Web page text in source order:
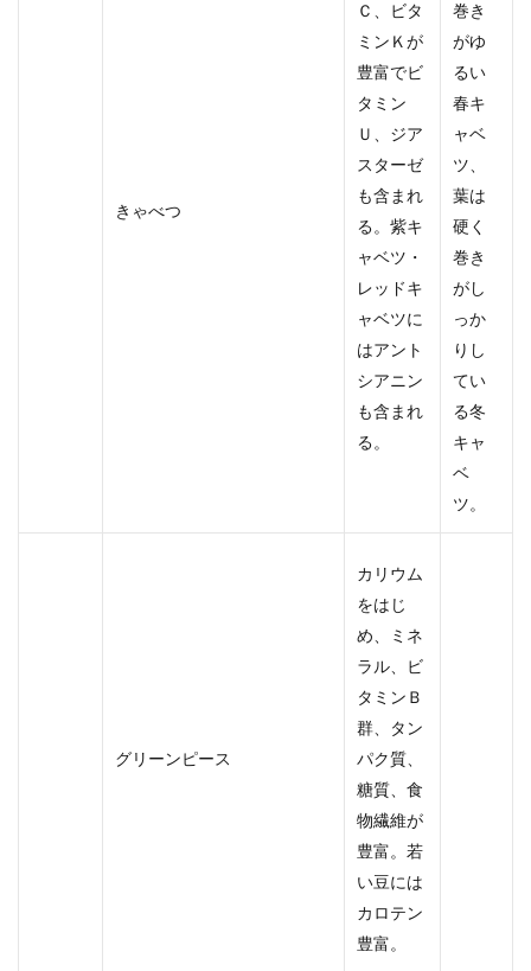
きゃべつ
Ｃ、ビタ
ミンＫが
豊富でビ
タミン
Ｕ、ジア
スターゼ
も含まれ
る。紫キ
ャベツ・
レッドキ
ャベツに
はアント
シアニン
も含まれ
る。
巻き
がゆ
るい
春キ
ャベ
ツ、
葉は
硬く
巻き
がし
っか
りし
てい
る冬
キャ
ベ
ツ。
グリーンピース
カリウム
をはじ
め、ミネ
ラル、ビ
タミンＢ
群、タン
パク質、
糖質、食
物繊維が
豊富。若
い豆には
カロテン
豊富。